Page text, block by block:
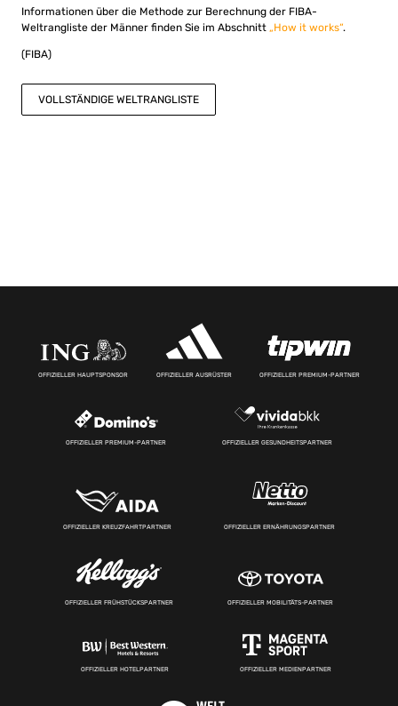
Informationen über die Methode zur Berechnung der FIBA-
Weltrangliste der Männer finden Sie im Abschnitt „How it works“.
(FIBA)
VOLLSTÄNDIGE WELTRANGLISTE
OFFIZIELLER HAUPTSPONSOR OFFIZIELLER AUSRÜSTER OFFIZIELLER PREMIUM-PARTNER
OFFIZIELLER PREMIUM-PARTNER OFFIZIELLER GESUNDHEITSPARTNER
OFFIZIELLER KREUZFAHRTPARTNER OFFIZIELLER ERNÄHRUNGSPARTNER
OFFIZIELLER FRÜHSTÜCKSPARTNER OFFIZIELLER MOBILITÄTS-PARTNER
OFFIZIELLER HOTELPARTNER OFFIZIELLER MEDIENPARTNER